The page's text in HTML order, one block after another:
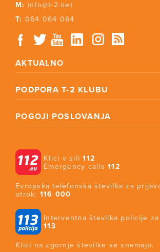
M: info@t-2.net
T: 064 064 064
AKTUALNO
PODPORA T-2 KLUBU
POGOJI POSLOVANJA
Klici v sili112
Emergency calls112
Evropska telefonska številka za
otrok: 116 000
Interventna številka policije
113
Klici na zgornje številke se snemajo.